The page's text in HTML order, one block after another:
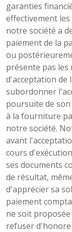
garanties
effectivement les
notre société a
paiement de la
ou
présente pas les
d'acceptation de
subordonner
poursuite de
à la fourniture
notre société.
avant
cours
ses documents
de résultat,
d'apprécier sa
paiement
ne soit
refuser